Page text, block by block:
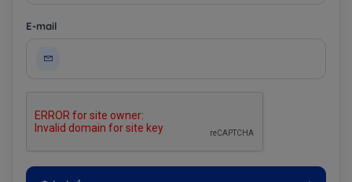
E-mail